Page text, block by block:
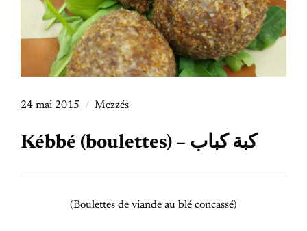
24 mai 2015 Mezzés
Kébbé (boulettes) – كبة كباب
(Boulettes de viande au blé concassé)